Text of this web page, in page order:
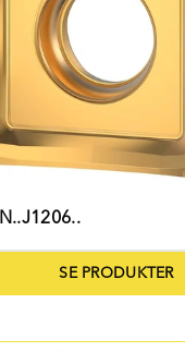
SE PRODUKTER